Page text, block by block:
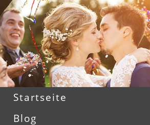
primären
Inhalt
springen
sekundären
Inhalt
springen
Hauptmenü
Startseite
Blog